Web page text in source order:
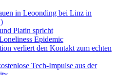
in Leoonding bei Linz in
Platin spricht
Epidemic
verliert den Kontakt zum echten
Tech-Impulse aus der